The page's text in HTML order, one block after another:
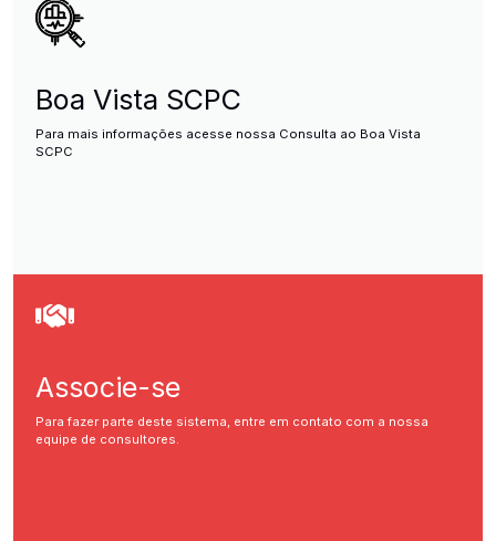
Boa Vista SCPC
Para mais informações acesse nossa Consulta ao Boa Vista
SCPC
Associe-se
Para fazer parte deste sistema, entre em contato com a nossa
equipe de consultores.